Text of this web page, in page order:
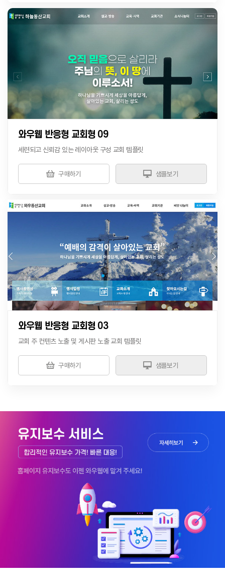
와우웹 반응형 교회형 09
세련되고 신뢰감 있는 레이아웃 구성 교회 템플릿
구매하기 샘플보기
와우웹 반응형 교회형 03
교회 주 컨텐츠 노출 및 게시판 노출 교회 템플릿
구매하기 샘플보기